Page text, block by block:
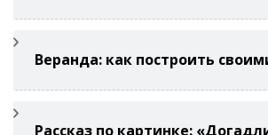
Веранда: как построить
Рассказ по картинке: